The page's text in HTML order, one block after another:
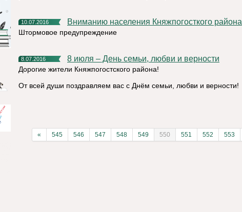
10.07.2016 Вниманию населения Княжпогосткого района
Штормовое предупреждение
8.07.2016 8 июля – День семьи, любви и верности
Дорогие жители Княжпогостского района!
От всей души поздравляем вас с Днём семьи, любви и верности!
« 545 546 547 548 549 550 551 552 553